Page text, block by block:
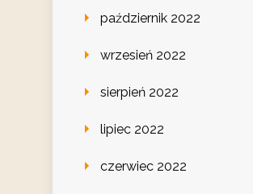
październik 2022
wrzesień 2022
sierpień 2022
lipiec 2022
czerwiec 2022